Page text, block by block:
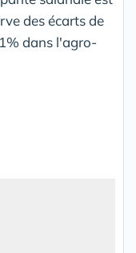
des écarts de
dans l'agro-